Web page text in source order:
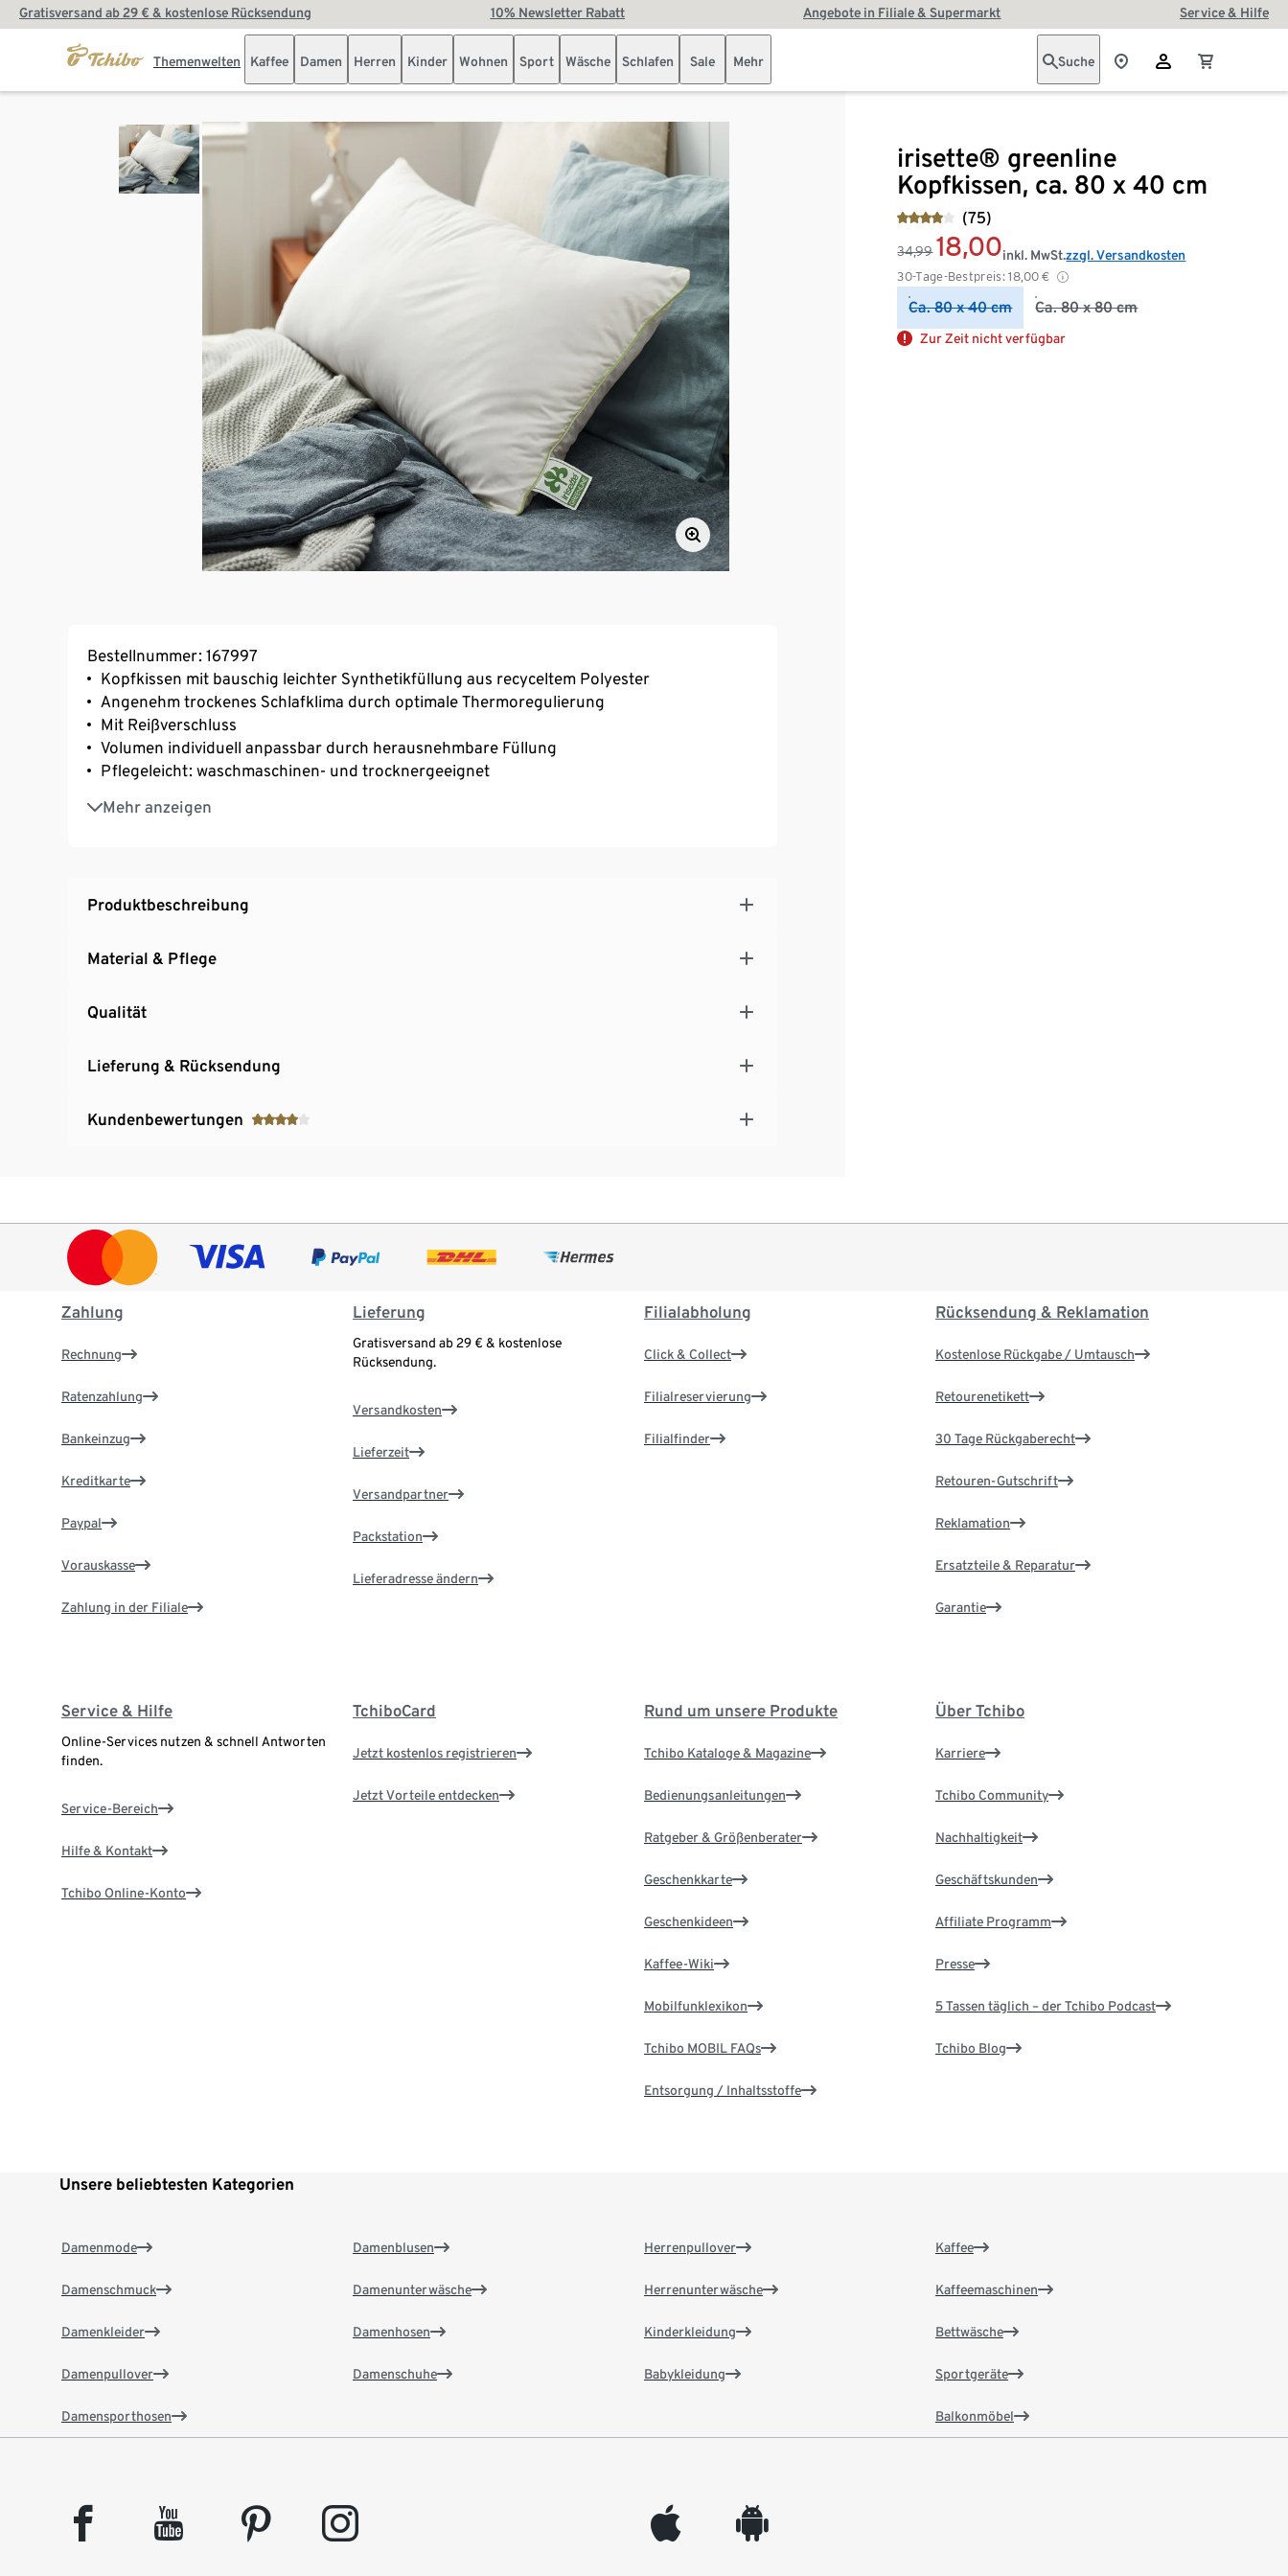
Gratisversand ab 29 € & kostenlose Rücksendung 10% Newsletter Rabatt Angebote in Filiale & Supermarkt Service & Hilfe
Themenwelten Kaffee Damen Herren Kinder Wohnen Sport Wäsche Schlafen Sale Mehr Suche
irisette® greenline
Kopfkissen, ca. 80 x 40 cm
(75)
34,99 18,00
30-Tage-Bestpreis: 18,00 €
inkl. MwSt.zzgl. Versandkosten
Ca. 80 x 40 cm Ca. 80 x 80 cm
Zur Zeit nicht verfügbar
Bestellnummer: 167997
Kopfkissen mit bauschig leichter Synthetikfüllung aus recyceltem Polyester
Angenehm trockenes Schlafklima durch optimale Thermoregulierung
Mit Reißverschluss
Volumen individuell anpassbar durch herausnehmbare Füllung
Pflegeleicht: waschmaschinen- und trocknergeeignet
Mehr anzeigen
Bezug aus reiner, weicher Bio-Baumwolle
irisette® greenline: exklusiv entwickelt für Tchibo
Produktbeschreibung
Material & Pflege
Qualität
Lieferung & Rücksendung
Kundenbewertungen
Zahlung
Rechnung
Ratenzahlung
Bankeinzug
Kreditkarte
Paypal
Vorauskasse
Zahlung in der Filiale
Lieferung
Gratisversand ab 29 € & kostenlose
Rücksendung.
Versandkosten
Lieferzeit
Versandpartner
Packstation
Lieferadresse ändern
Filialabholung
Click & Collect
Filialreservierung
Filialfinder
Rücksendung & Reklamation
Kostenlose Rückgabe / Umtausch
Retourenetikett
30 Tage Rückgaberecht
Retouren-Gutschrift
Reklamation
Ersatzteile & Reparatur
Garantie
Service & Hilfe
Online-Services nutzen & schnell Antworten
finden.
Service-Bereich
Hilfe & Kontakt
Tchibo Online-Konto
TchiboCard
Jetzt kostenlos registrieren
Jetzt Vorteile entdecken
Rund um unsere Produkte
Tchibo Kataloge & Magazine
Bedienungsanleitungen
Ratgeber & Größenberater
Geschenkkarte
Geschenkideen
Kaffee-Wiki
Mobilfunklexikon
Tchibo MOBIL FAQs
Entsorgung / Inhaltsstoffe
Über Tchibo
Karriere
Tchibo Community
Nachhaltigkeit
Geschäftskunden
Affiliate Programm
Presse
5 Tassen täglich – der Tchibo Podcast
Tchibo Blog
Unsere beliebtesten Kategorien
Damenmode
Damenschmuck
Damenkleider
Damenpullover
Damensporthosen
Damenblusen
Damenunterwäsche
Damenhosen
Damenschuhe
Herrenpullover
Herrenunterwäsche
Kinderkleidung
Babykleidung
Kaffee
Kaffeemaschinen
Bettwäsche
Sportgeräte
Balkonmöbel
facebook youtube pinterest instagram appleinc android